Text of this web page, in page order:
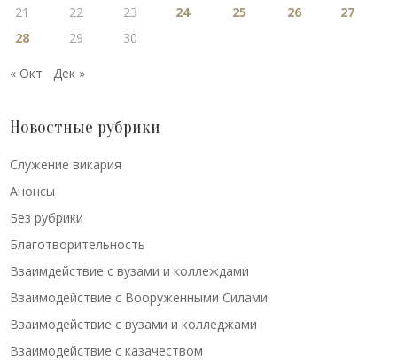
21
22 23 24 25 26
27
28
29 30
« Окт Дек »
Новостные рубрики
Cлужение викария
Анонсы
Без рубрики
Благотворительность
Взаимдействие с вузами и коллеждами
Взаимодействие с Вооруженными Силами
Взаимодействие с вузами и колледжами
Взаимодействие с казачеством